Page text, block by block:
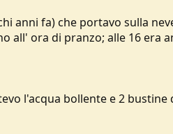
anni fa) che portavo sulla
all' ora di pranzo; alle 16 era
l'acqua bollente e 2